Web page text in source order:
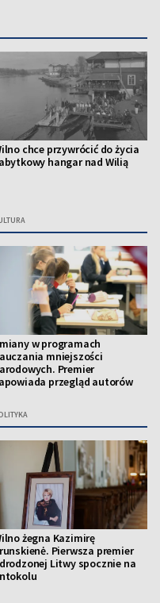
chce przywrócić do życia
hangar nad Wilią
w programach
mniejszości
Premier
przegląd autorów
żegna Kazimirę
Pierwsza premier
Litwy spocznie na